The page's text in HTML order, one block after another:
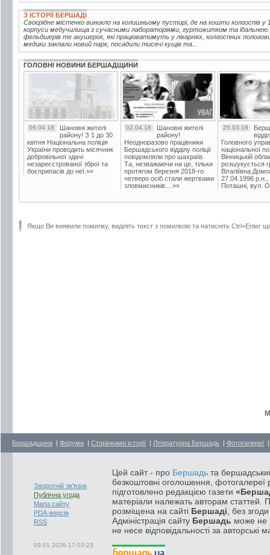
З ІСТОРІЇ БЕРШАДІ
Своєрідне містечко виникло на колишньому пустирі, де на кошти колгоспів у
корпуси медучилища з сучасними лабораторіями, гуртожитком та
фельдшерів те акушерок, які працюватимуть у лікарнях, колгоспних
медики заклали новий парк, посадили тисячі кущів та...
ГОЛОВНІ НОВИНИ БЕРШАДЩИНИ
06.04.18
Шановні жителі
району! З 1 до 30
квітня Національна поліція
України проводить місячник
добровільної здачі
незареєстрованої зброї та
боєприпасів до неї.»»
02.04.18
Шановні жителі
району!
Неодноразово працівники
Бершадського відділу поліції
повідомляли про шахраїв.
Та, незважаючи на це, тільки
протягом березня 2018-го
четверо осіб стали жертвами
зловмисників....»»
25.03.18
Головного
національної
Вінницькій
розшукується
Віталіївна
27.04.1996 р.н.,
Поташні, вул.
Якщо Ви виявили помилку, виділіть текст з помилкою та натисніть Ctrl+Enter
Бершадщина | Форуми | Сторінками історії | Літературна Бершадь | Фотогалереї
Зворотній зв'язок
Публічна угода
Мапа сайту
PDA-версія
RSS
09.01.2026 17:03:23
Цей сайт - про Бершадь та
безкоштовні оголошення, фотогалереї
підготовлено редакцією газети
матеріали належать авторам статтей.
розміщена на сайті Бершаді , без
Адміністрація сайту Бершадь може не
не несе відповідальності за авторські